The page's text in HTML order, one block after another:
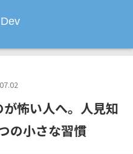
が怖い人へ。人見知
の小さな習慣